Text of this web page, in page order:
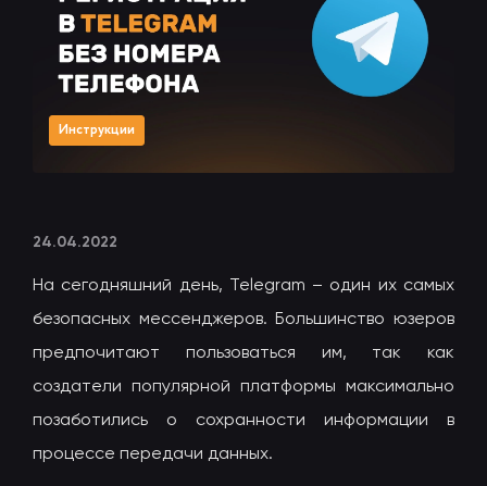
Инструкции
24.04.2022
На сегодняшний день, Telegram – один их самых
безопасных мессенджеров. Большинство юзеров
предпочитают пользоваться им, так как
создатели популярной платформы максимально
позаботились о сохранности информации в
процессе передачи данных.